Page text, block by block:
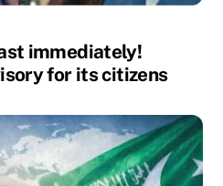
immediately!
for its citizens